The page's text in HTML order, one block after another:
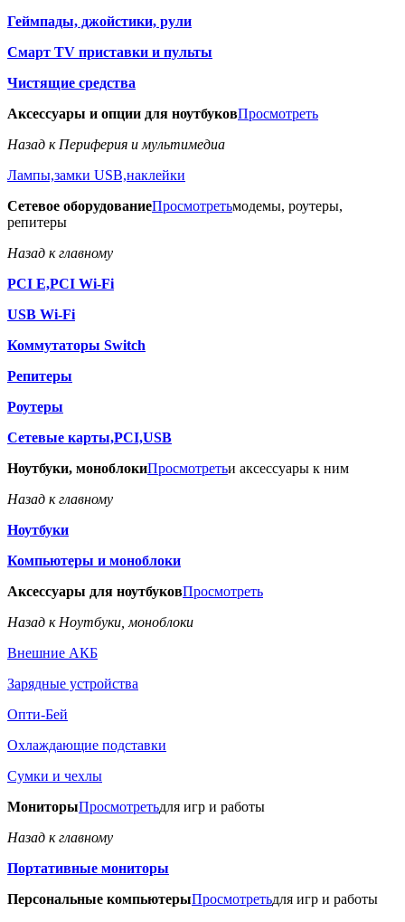
Геймпады, джойстики, рули
Смарт TV приставки и пульты
Чистящие средства
Аксессуары и опции для ноутбуковПросмотреть
Назад к Периферия и мультимедиа
Лампы,замки USB,наклейки
Сетевое оборудованиеПросмотретьмодемы, роутеры,
репитеры
Назад к главному
PCI E,PCI Wi-Fi
USB Wi-Fi
Коммутаторы Switch
Репитеры
Роутеры
Сетевые карты,PCI,USB
Ноутбуки, моноблокиПросмотретьи аксессуары к ним
Назад к главному
Ноутбуки
Компьютеры и моноблоки
Аксессуары для ноутбуковПросмотреть
Назад к Ноутбуки, моноблоки
Внешние АКБ
Зарядные устройства
Опти-Бей
Охлаждающие подставки
Сумки и чехлы
МониторыПросмотретьдля игр и работы
Назад к главному
Портативные мониторы
Персональные компьютерыПросмотретьдля игр и работы